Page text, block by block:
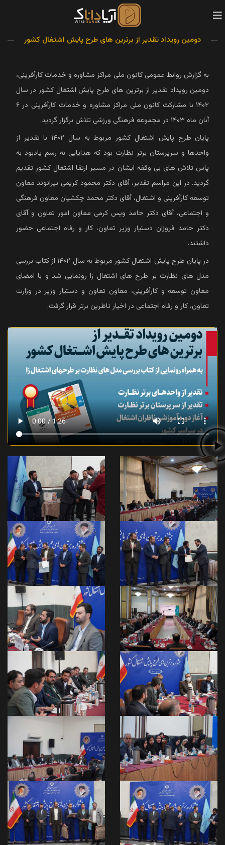
دومین رویداد تقدیر از برترین های طرح پایش اشتغال کشور
به گزارش روابط عمومی کانون ملی مراکز مشاوره و خدمات کارآفرینی،
دومین رویداد تقدیر از برترین های طرح پایش اشتغال کشور در سال
۱۴۰۲ با مشارکت کانون ملی مراکز مشاوره و خدمات کارآفرینی در ۶
آبان ماه ۱۴۰۳ در مجموعه فرهنگی ورزشی تلاش برگزار گردید.
پایان طرح پایش اشتغال کشور مربوط به سال ۱۴۰۲ با تقدیر از
واحدها و سرپرستان برتر نظارت بود که هدایایی به رسم یادبود به
پاس تلاش های بی وقفه ایشان در مسیر ارتقا اشتغال کشور تقدیم
گردید. در این مراسم تقدیر، آقای دکتر محمود کریمی بیرانوند معاون
توسعه کارآفرینی و اشتغال، آقای دکتر محمد چکشیان معاون فرهنگی
و اجتماعی، آقای دکتر حامد ویس کرمی معاون امور تعاون و آقای
دکتر حامد فروزان دستیار وزیر تعاون، کار و رفاه اجتماعی حضور
داشتند.
در پایان طرح پایش اشتغال کشور مربوط به سال ۱۴۰۲ از کتاب بررسی
مدل های نظارت بر طرح های اشتغال زا رونمایی شد و با امضای
معاون توسعه و کارآفرینی، معاون تعاون و دستیار وزیر در وزارت
تعاون، کار و رفاه اجتماعی در اخیار ناظرین برتر قرار گرفت.